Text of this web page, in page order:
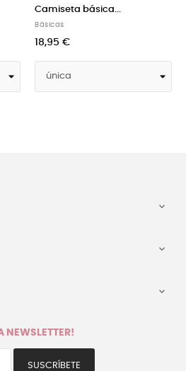
Camiseta básica...
Básicas
18,95 €



NEWSLETTER!
SUSCRÍBETE